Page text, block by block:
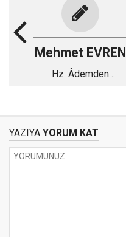
Mehmet EVREN
Hz. Âdemden
YAZIYA YORUM KAT